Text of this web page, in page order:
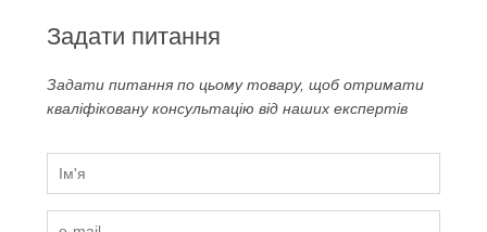
Задати питання
Задати питання по цьому товару, щоб отримати
кваліфіковану консультацію від наших експертів